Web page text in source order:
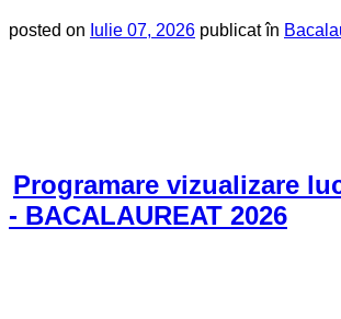
posted on Iulie 07, 2026 publicat în
Programare vizualizare
- BACALAUREAT 2026